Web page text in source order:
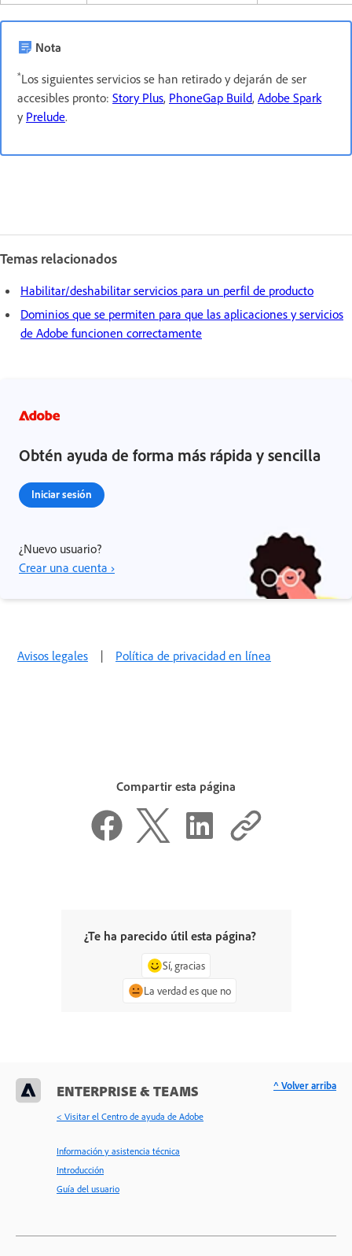
Nota
*Los siguientes servicios se han retirado y dejarán de ser
accesibles pronto: Story Plus, PhoneGap Build, Adobe Spark
y Prelude.
Temas relacionados
Habilitar/deshabilitar servicios para un perfil de producto
Dominios que se permiten para que las aplicaciones y servicios
de Adobe funcionen correctamente
Obtén ayuda de forma más rápida y sencilla
Iniciar sesión
¿Nuevo usuario?
Crear una cuenta ›
Avisos legales | Política de privacidad en línea
Compartir esta página
¿Te ha parecido útil esta página?
Sí, gracias
La verdad es que no
ENTERPRISE & TEAMS
< Visitar el Centro de ayuda de Adobe
Información y asistencia técnica
Introducción
Guía del usuario
^ Volver arriba